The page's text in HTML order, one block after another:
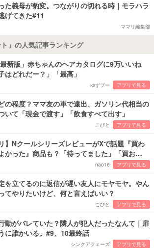
た義母が豹変。つながりの切れる時｜モラハラ
げてきた#11
ママリ編集部
ト」の人気記事ランキング
最新版」赤ちゃんのヘアカタログに9万いいね
はどれだー？」「最高」
ゆずプー アプリで見る
の程度？ママ友の車で遠出、ガソリン代相当の
いて「現金で渡す」「飲食すべて出す」
こびと アプリで見る
】NクールシリーズレビューがXで話題『買わ
かった』商品も？「待ってました」「買お…
nao16 アプリで見る
を立てるのに返信が遅い友人にモヤモヤ。やん
てやりたいけど、何と言えばいい？
こびと アプリで見る
動がバレていた？隣人が犯人だったなんて｜扉
に誰かいる。#9、10最終話
シンクアフェーズ アプリで見る